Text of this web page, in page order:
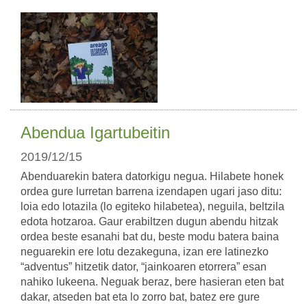
Abendua Igartubeitin
2019/12/15
Abenduarekin batera datorkigu negua. Hilabete honek
ordea gure lurretan barrena izendapen ugari jaso ditu:
loia edo lotazila (lo egiteko hilabetea), neguila, beltzila
edota hotzaroa. Gaur erabiltzen dugun abendu hitzak
ordea beste esanahi bat du, beste modu batera baina
neguarekin ere lotu dezakeguna, izan ere latinezko
“adventus” hitzetik dator, “jainkoaren etorrera” esan
nahiko lukeena. Neguak beraz, bere hasieran eten bat
dakar, atseden bat eta lo zorro bat, batez ere gure